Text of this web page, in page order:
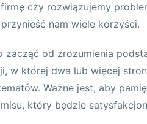
czy rozwiązujemy
nam wiele korzyści.
od zrozumienia
w której dwa lub więcej
Ważne jest, aby
który będzie